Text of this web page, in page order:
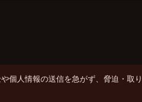
個人情報の送信を急がず、脅迫・取